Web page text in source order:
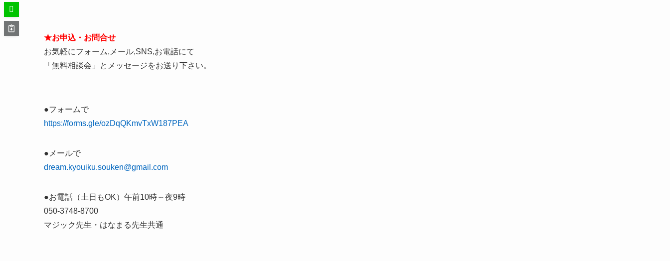
★お申込・お問合せ
お気軽にフォーム,メール,SNS,お電話にて
「無料相談会」とメッセージをお送り下さい。
●フォームで
https://forms.gle/ozDqQKmvTxW187PEA
●メールで
dream.kyouiku.souken@gmail.com
●お電話（土日もOK）午前10時～夜9時
050-3748-8700
マジック先生・はなまる先生共通